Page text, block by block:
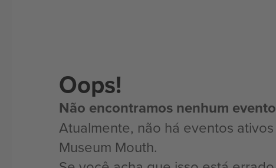
Oops!
Não encontramos nenhum
Atualmente, não há eventos
Museum Mouth.